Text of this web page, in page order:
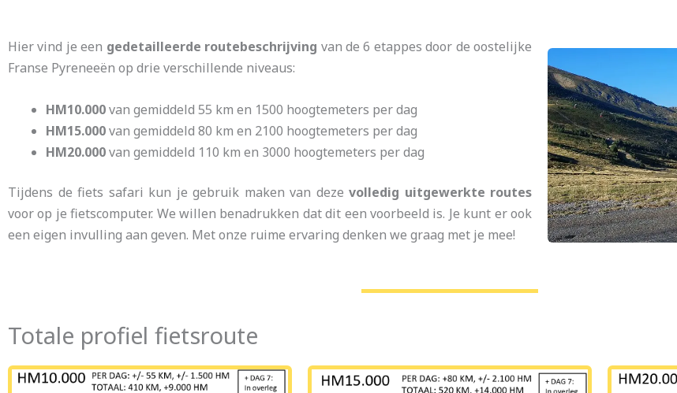
Hier vind je een gedetailleerde routebeschrijving van de 6 etappes door de oostelijke
Franse Pyreneeën op drie verschillende niveaus:
HM10.000van gemiddeld 55 km en 1500 hoogtemeters per dag
HM15.000van gemiddeld 80 km en 2100 hoogtemeters per dag
HM20.000van gemiddeld 110 km en 3000 hoogtemeters per dag
Tijdens de fiets safari kun je gebruik maken van deze volledig uitgewerkte routes
voor op je fietscomputer. We willen benadrukken dat dit een voorbeeld is. Je kunt er ook
een eigen invulling aan geven. Met onze ruime ervaring denken we graag met je mee!
Totale profiel fietsroute